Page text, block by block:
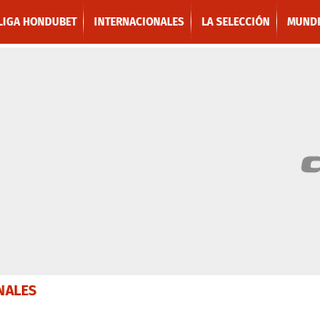
LIGA HONDUBET INTERNACIONALES LA SELECCIÓN